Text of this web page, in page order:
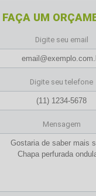
FAÇA UM
Digite seu email
Digite seu telefone
Mensagem